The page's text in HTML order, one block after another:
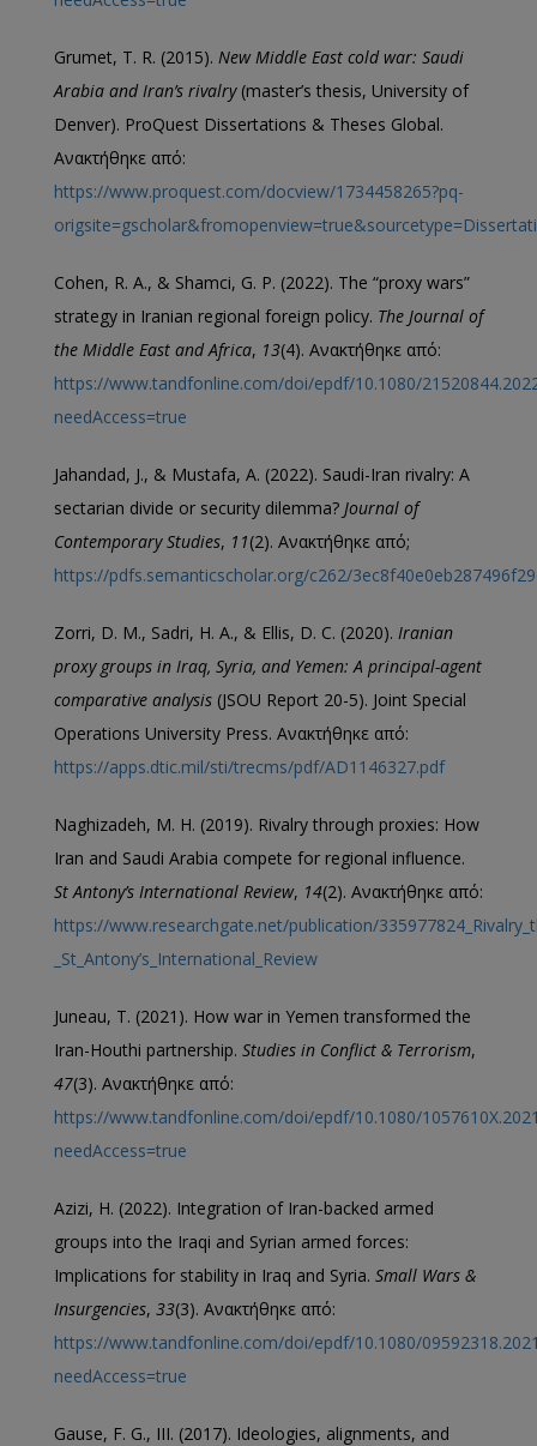
Grumet, T. R. (2015). New Middle East cold war: Saudi
Arabia and Iran’s rivalry(master’s thesis, University of
Denver). ProQuest Dissertations & Theses Global.
Ανακτήθηκε από:
https://www.proquest.com/docview/1734458265?pq-
Cohen, R. A., & Shamci, G. P. (2022). The “proxy wars”
strategy in Iranian regional foreign policy. The Journal of
the Middle East and Africa, 13(4). Ανακτήθηκε από:
https://www.tandfonline.com/doi/epdf/10.1080/
needAccess=true
Jahandad, J., & Mustafa, A. (2022). Saudi-Iran rivalry: A
sectarian divide or security dilemma? Journal of
Contemporary Studies, 11(2). Ανακτήθηκε από;
https://pdfs.semanticscholar.org/c262/
Zorri, D. M., Sadri, H. A., & Ellis, D. C. (2020). Iranian
proxy groups in Iraq, Syria, and Yemen: A principal-agent
comparative analysis (JSOU Report 20-5). Joint Special
Operations University Press. Ανακτήθηκε από:
https://apps.dtic.mil/sti/trecms/pdf/AD1146327.pdf
Naghizadeh, M. H. (2019). Rivalry through proxies: How
Iran and Saudi Arabia compete for regional influence.
St Antony’s International Review, 14(2). Ανακτήθηκε από:
https://www.researchgate.net/publication/
_St_Antony’s_International_Review
Juneau, T. (2021). How war in Yemen transformed the
Iran-Houthi partnership. Studies in Conflict & Terrorism,
47(3). Ανακτήθηκε από:
https://www.tandfonline.com/doi/epdf/10.1080/
needAccess=true
Azizi, H. (2022). Integration of Iran-backed armed
groups into the Iraqi and Syrian armed forces:
Implications for stability in Iraq and Syria. Small Wars &
Insurgencies, 33(3). Ανακτήθηκε από:
https://www.tandfonline.com/doi/epdf/10.1080/
needAccess=true
Gause, F. G., III. (2017). Ideologies, alignments, and